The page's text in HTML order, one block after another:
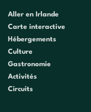
Aller en Irlande
Carte interactive
Hébergements
Culture
Gastronomie
Activités
Circuits